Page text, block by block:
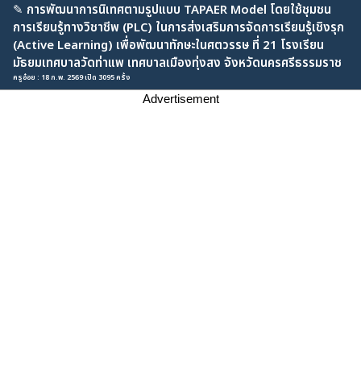
✎ การพัฒนาการนิเทศตามรูปแบบ TAPAER Model โดยใช้ชุมชน
การเรียนรู้ทางวิชาชีพ (PLC) ในการส่งเสริมการจัดการเรียนรู้เชิงรุก
(Active Learning) เพื่อพัฒนาทักษะในศตวรรษ ที่ 21 โรงเรียน
มัธยมเทศบาลวัดท่าแพ เทศบาลเมืองทุ่งสง จังหวัดนครศรีธรรมราช
ครูอ๋อย : 18 ก.พ. 2569 เปิด 3095 ครั้ง
Advertisement